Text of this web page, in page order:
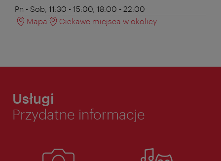
Pn - Sob, 11:30 - 15:00, 18:00 - 22:00
Mapa
Ciekawe miejsca w okolicy
Usługi
Przydatne informacje